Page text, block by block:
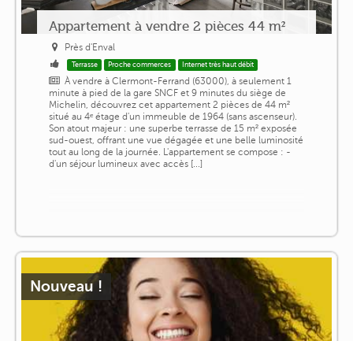
Appartement à vendre 2 pièces 44 m²
Près d'Enval
Terrasse Proche commerces Internet très haut débit
À vendre à Clermont-Ferrand (63000), à seulement 1
minute à pied de la gare SNCF et 9 minutes du siège de
Michelin, découvrez cet appartement 2 pièces de 44 m²
situé au 4ᵉ étage d'un immeuble de 1964 (sans ascenseur).
Son atout majeur : une superbe terrasse de 15 m² exposée
sud-ouest, offrant une vue dégagée et une belle luminosité
tout au long de la journée. L'appartement se compose : -
d'un séjour lumineux avec accès [...]
Nouveau !